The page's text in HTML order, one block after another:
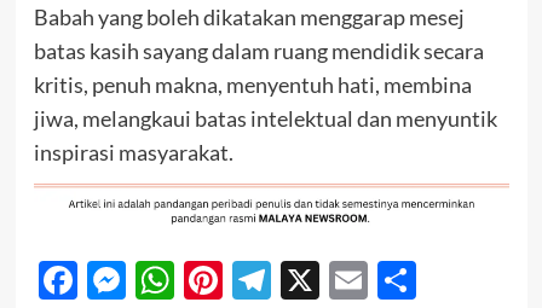
Babah yang boleh dikatakan menggarap mesej
batas kasih sayang dalam ruang mendidik secara
kritis, penuh makna, menyentuh hati, membina
jiwa, melangkaui batas intelektual dan menyuntik
inspirasi masyarakat.
Facebook
Messenger
WhatsApp
Pinterest
Telegram
X EmailShare